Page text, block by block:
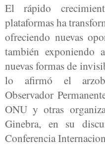
El rápido
plataformas ha
ofreciendo nuevas
también exponiendo
nuevas formas de
lo afirmó el
Observador
ONU y otras
Ginebra, en su
Conferencia